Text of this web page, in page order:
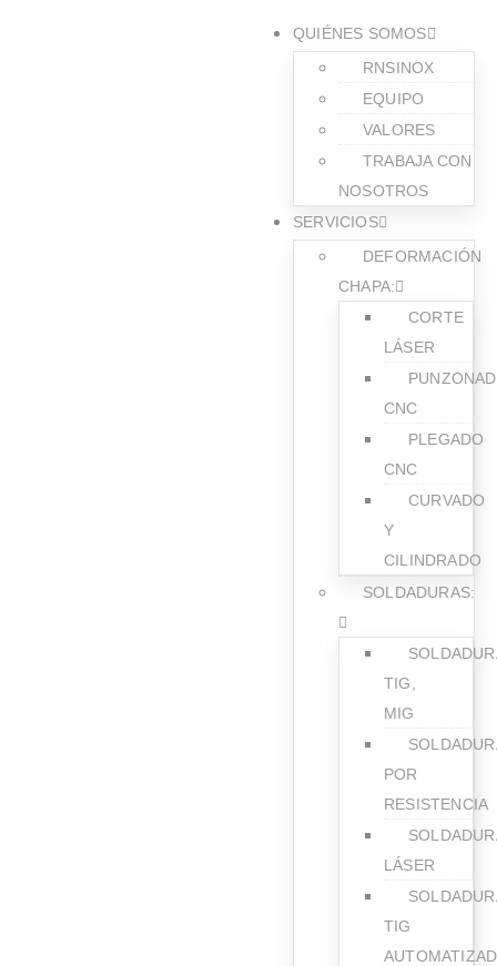
QUIÉNES SOMOS
RNSINOX
EQUIPO
VALORES
TRABAJA CON
NOSOTROS
SERVICIOS
DEFORMACIÓN
CHAPA:
CORTE
LÁSER
CNC
PLEGADO
CNC
CURVADO
Y
CILINDRADO
SOLDADURAS:
TIG,
MIG
POR
RESISTENCIA
LÁSER
TIG